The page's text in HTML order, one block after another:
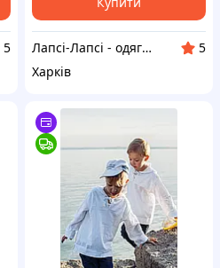
5
Лапсі-Лапсі - одяг для ляльок Baby Born, Barbie, Paola Reina, Chi Chi Love
5
Харків